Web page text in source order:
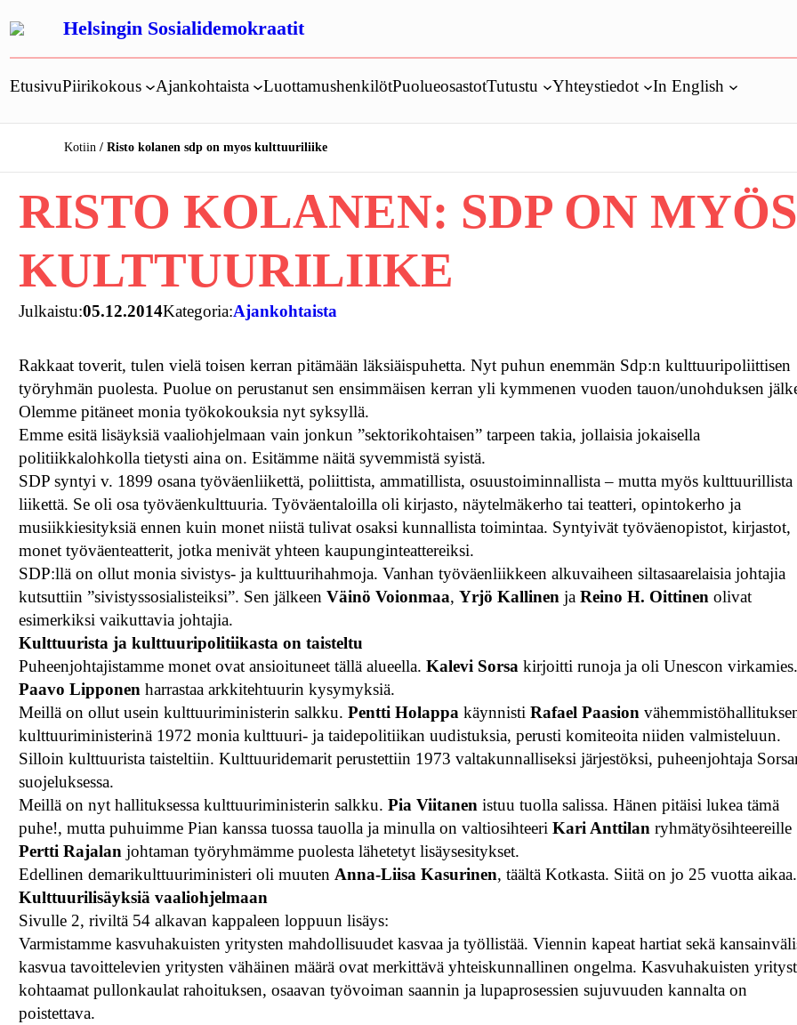
sisältöön
Helsingin Sosialidemokraatit
EtusivuPiirikokous Ajankohtaista LuottamushenkilötPuolueosastotTutustu Yhteystiedot In English
Kotiin Risto kolanen sdp on myos kulttuuriliike
RISTO KOLANEN: SDP ON MYÖS
KULTTUURILIIKE
Julkaistu:05.12.2014Kategoria:Ajankohtaista
Rakkaat toverit, tulen vielä toisen kerran pitämään läksiäispuhetta. Nyt puhun enemmän Sdp:n kulttuuripoliittisen
työryhmän puolesta. Puolue on perustanut sen ensimmäisen kerran yli kymmenen vuoden tauon/unohduksen
Olemme pitäneet monia työkokouksia nyt syksyllä.
Emme esitä lisäyksiä vaaliohjelmaan vain jonkun ”sektorikohtaisen” tarpeen takia, jollaisia jokaisella
politiikkalohkolla tietysti aina on. Esitämme näitä syvemmistä syistä.
SDP syntyi v. 1899 osana työväenliikettä, poliittista, ammatillista, osuustoiminnallista – mutta myös kulttuurillista
liikettä. Se oli osa työväenkulttuuria. Työväentaloilla oli kirjasto, näytelmäkerho tai teatteri, opintokerho ja
musiikkiesityksiä ennen kuin monet niistä tulivat osaksi kunnallista toimintaa. Syntyivät työväenopistot, kirjastot,
monet työväenteatterit, jotka menivät yhteen kaupunginteattereiksi.
SDP:llä on ollut monia sivistys- ja kulttuurihahmoja. Vanhan työväenliikkeen alkuvaiheen siltasaarelaisia johtajia
kutsuttiin ”sivistyssosialisteiksi”. Sen jälkeenVäinö Voionmaa,Yrjö Kallinen jaReino H. Oittinen olivat
esimerkiksi vaikuttavia johtajia.
Kulttuurista ja kulttuuripolitiikasta on taisteltu
Puheenjohtajistamme monet ovat ansioituneet tällä alueella.Kalevi Sorsa kirjoitti runoja ja oli Unescon virkamies.
Paavo Lipponen harrastaa arkkitehtuurin kysymyksiä.
Meillä on ollut usein kulttuuriministerin salkku.Pentti Holappa käynnistiRafael Paasion
kulttuuriministerinä 1972 monia kulttuuri- ja taidepolitiikan uudistuksia, perusti komiteoita niiden valmisteluun.
Silloin kulttuurista taisteltiin. Kulttuuridemarit perustettiin 1973 valtakunnalliseksi järjestöksi, puheenjohtaja
suojeluksessa.
Meillä on nyt hallituksessa kulttuuriministerin salkku.Pia Viitanen istuu tuolla salissa. Hänen pitäisi lukea tämä
puhe!, mutta puhuimme Pian kanssa tuossa tauolla ja minulla on valtiosihteeriKari Anttilanryhmätyösihteereille
Pertti Rajalan johtaman työryhmämme puolesta lähetetyt lisäysesitykset.
Edellinen demarikulttuuriministeri oli muuten Anna-Liisa Kasurinen, täältä Kotkasta. Siitä on jo 25 vuotta aikaa.
Kulttuurilisäyksiä vaaliohjelmaan
Sivulle 2, riviltä 54 alkavan kappaleen loppuun lisäys:
Varmistamme kasvuhakuisten yritysten mahdollisuudet kasvaa ja työllistää. Viennin kapeat hartiat sekä
kasvua tavoittelevien yritysten vähäinen määrä ovat merkittävä yhteiskunnallinen ongelma. Kasvuhakuisten
kohtaamat pullonkaulat rahoituksen, osaavan työvoiman saannin ja lupaprosessien sujuvuuden kannalta on
poistettava.